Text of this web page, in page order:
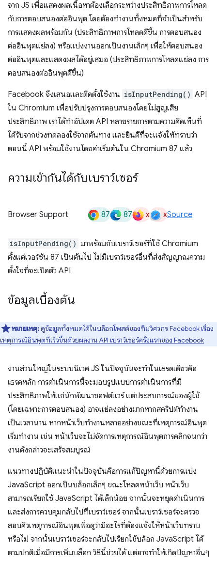
จาก JS เพื่อแสดงผลเนื้อหาต้องเลือกระหว่างประสิทธิภาพการโหลด
กับการตอบสนองต่ออินพุต โดยต้องทํางานทั้งหมดที่จําเป็นสําหรับ
การแสดงผลพร้อมกัน (ประสิทธิภาพการโหลดดีขึ้น การตอบสนอง
ต่ออินพุตแย่ลง) หรือแบ่งงานออกเป็นงานเล็กๆ เพื่อให้ตอบสนอง
ต่ออินพุตและแสดงผลได้อยู่เสมอ (ประสิทธิภาพการโหลดแย่ลง การ
ตอบสนองต่ออินพุตดีขึ้น)
Facebook จึงเสนอและติดตั้งใช้งาน isInputPending() API
ใน Chromium เพื่อปรับปรุงการตอบสนองโดยไม่สูญเสีย
ประสิทธิภาพ เราได้ทำอัปเดต API หลายรายการตามความคิดเห็นที่
ได้รับจากช่วงทดลองใช้จากต้นทาง และยินดีที่จะแจ้งให้ทราบว่า
ตอนนี้ API พร้อมใช้งานโดยค่าเริ่มต้นใน Chromium 87 แล้ว
ความเข้ากันได้กับเบราว์เซอร์
Browser Support 87 87 x xSource
isInputPending() มาพร้อมกับเบราว์เซอร์ที่ใช้ Chromium
ตั้งแต่เวอร์ชัน 87 เป็นต้นไป ไม่มีเบราว์เซอร์อื่นที่ส่งสัญญาณความ
ตั้งใจที่จะเปิดตัว API
ข้อมูลเบื้องต้น
หมายเหตุ:ดูข้อมูลทั้งหมดได้ในบล็อกโพสต์ของทีมวิศวกร Facebook เรื่อง
เหตุการณ์อินพุตที่เร็วขึ้นด้วยผลงาน API เบราว์เซอร์ครั้งแรกของ Facebook
งานส่วนใหญ่ในระบบนิเวศ JS ในปัจจุบันจะทําในเธรดเดียวคือ
เธรดหลัก การดำเนินการนี้จะมอบรูปแบบการดำเนินการที่มี
ประสิทธิภาพให้แก่นักพัฒนาซอฟต์แวร์ แต่ประสบการณ์ของผู้ใช้
(โดยเฉพาะการตอบสนอง) อาจแย่ลงอย่างมากหากสคริปต์ทำงาน
เป็นเวลานาน หากหน้าเว็บทํางานหลายอย่างขณะที่เหตุการณ์อินพุต
เริ่มทำงาน เช่น หน้าเว็บจะไม่จัดการเหตุการณ์อินพุตการคลิกจนกว่า
งานดังกล่าวจะเสร็จสมบูรณ์
แนวทางปฏิบัติแนะนำในปัจจุบันคือการแก้ปัญหานี้ด้วยการแบ่ง
JavaScript ออกเป็นบล็อกเล็กๆ ขณะโหลดหน้าเว็บ หน้าเว็บ
สามารถเรียกใช้ JavaScript ได้เล็กน้อย จากนั้นจะหยุดดำเนินการ
และส่งการควบคุมกลับไปที่เบราว์เซอร์ จากนั้นเบราว์เซอร์จะตรวจ
สอบคิวเหตุการณ์อินพุตเพื่อดูว่ามีอะไรที่ต้องแจ้งให้หน้าเว็บทราบ
หรือไม่ จากนั้นเบราว์เซอร์จะกลับไปเรียกใช้บล็อก JavaScript ได้
ตามปกติเมื่อมีการเพิ่มบล็อก วิธีนี้ช่วยได้ แต่อาจทำให้เกิดปัญหาอื่นๆ